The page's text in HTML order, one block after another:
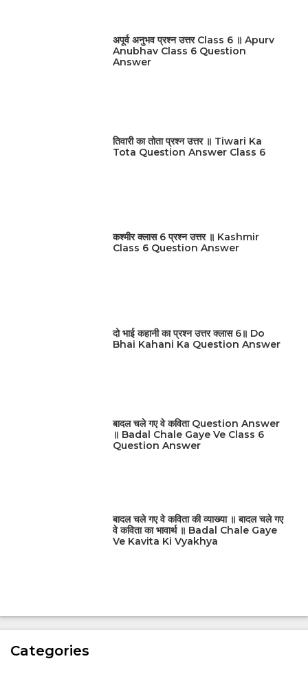
अपूर्व अनुभव प्रश्न उत्तर Class 6 ॥ Apurv
Anubhav Class 6 Question
Answer
तिवारी का तोता प्रश्न उत्तर ॥ Tiwari Ka
Tota Question Answer Class 6
कश्मीर क्लास 6 प्रश्न उत्तर ॥ Kashmir
Class 6 Question Answer
दो भाई कहानी का प्रश्न उत्तर क्लास 6॥ Do
Bhai Kahani Ka Question Answer
बादल चले गए वे कविता Question Answer
॥ Badal Chale Gaye Ve Class 6
Question Answer
बादल चले गए वे कविता की व्याख्या ॥ बादल चले गए
वे कविता का भावार्थ ॥ Badal Chale Gaye
Ve Kavita Ki Vyakhya
Categories